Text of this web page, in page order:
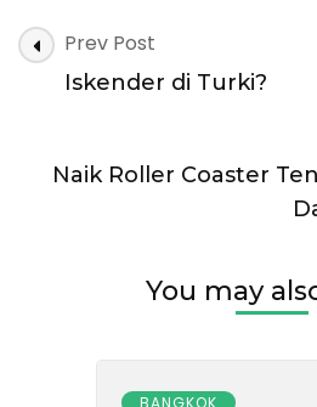
Post
Navigation
Prev Post
Iskender di Turki?
Naik Roller Coaster
You may
BANGKOK